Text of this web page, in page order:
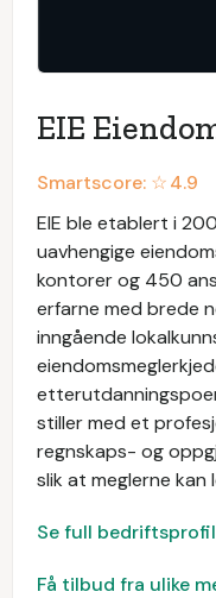
EIE
Smartscore: ☆4.9
EIE ble etablert i
uavhengige
kontorer og 450
erfarne med brede
inngående
stiller med et
regnskaps- og
slik at meglerne
Se full bedriftsprofil
Få tilbud fra ulike